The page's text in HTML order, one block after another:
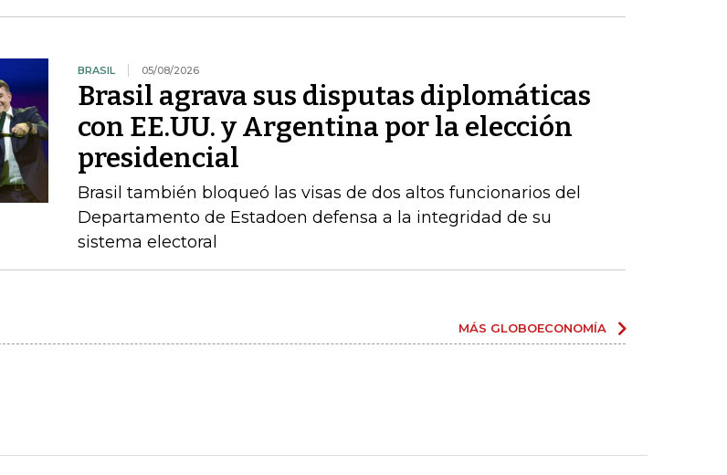
BRASIL 05/08/2026
Brasil agrava sus disputas diplomáticas
con EE.UU. y Argentina por la elección
presidencial
Brasil también bloqueó las visas de dos altos funcionarios del
Departamento de Estadoen defensa a la integridad de su
sistema electoral
MÁS GLOBOECONOMÍA